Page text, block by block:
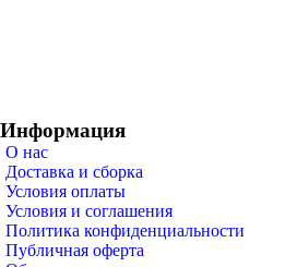
Информация
О нас
Доставка и сборка
Условия оплаты
Условия и соглашения
Политика конфиденциальности
Публичная оферта